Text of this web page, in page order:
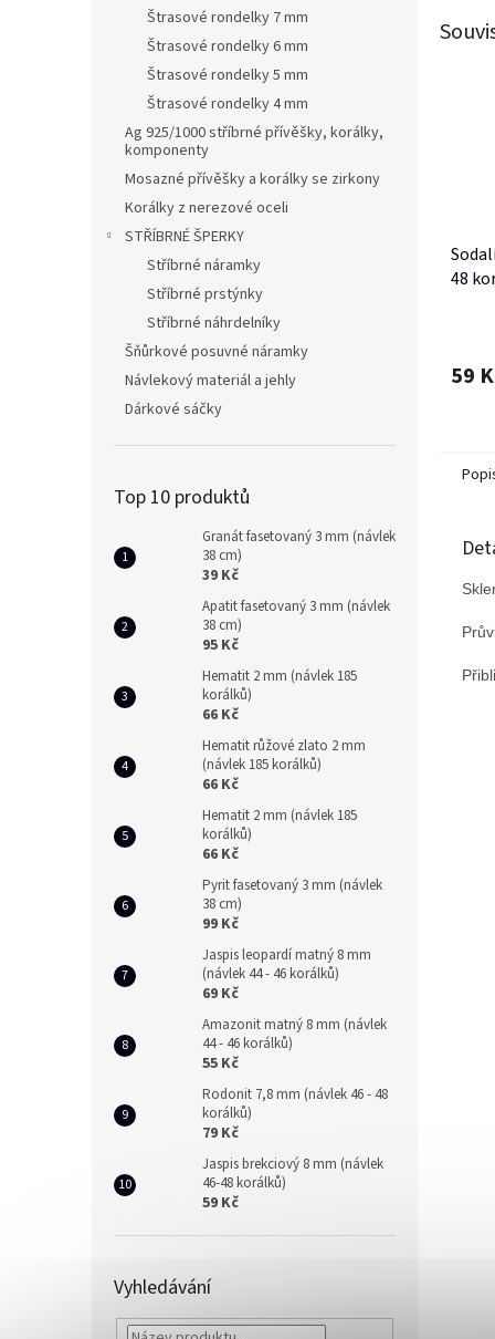
Štrasové rondelky 7 mm
Štrasové rondelky 6 mm
Štrasové rondelky 5 mm
Štrasové rondelky 4 mm
Ag 925/1000 stříbrné přívěšky, korálky,
komponenty
Mosazné přívěšky a korálky se zirkony
Korálky z nerezové oceli
STŘÍBRNÉ ŠPERKY
Stříbrné náramky
Stříbrné prstýnky
Stříbrné náhrdelníky
Šňůrkové posuvné náramky
Návlekový materiál a jehly
Dárkové sáčky
Top 10 produktů
Granát fasetovaný 3 mm (návlek
38 cm)
39 Kč
Apatit fasetovaný 3 mm (návlek
38 cm)
95 Kč
Hematit 2 mm (návlek 185
korálků)
66 Kč
Hematit růžové zlato 2 mm
(návlek 185 korálků)
66 Kč
Hematit 2 mm (návlek 185
korálků)
66 Kč
Pyrit fasetovaný 3 mm (návlek
38 cm)
99 Kč
Jaspis leopardí matný 8 mm
(návlek 44 - 46 korálků)
69 Kč
Amazonit matný 8 mm (návlek
44 - 46 korálků)
55 Kč
Rodonit 7,8 mm (návlek 46 - 48
korálků)
79 Kč
Jaspis brekciový 8 mm (návlek
46-48 korálků)
59 Kč
Vyhledávání
48
59